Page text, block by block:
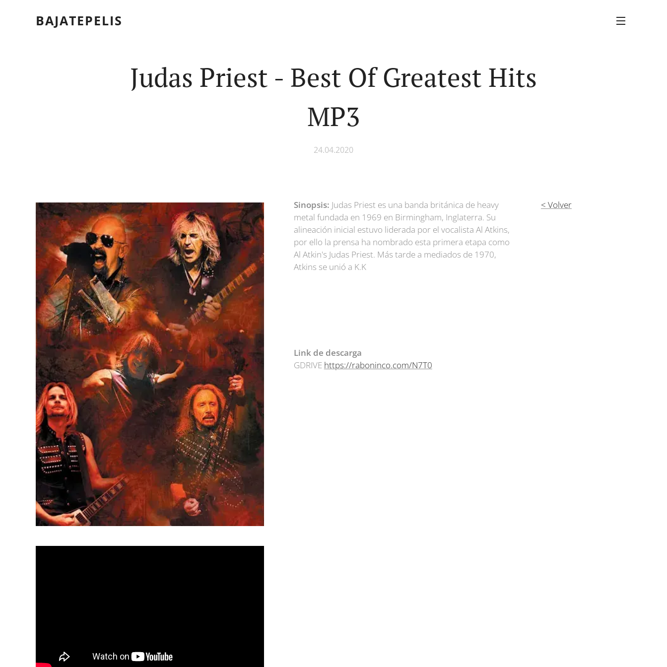
BAJATEPELIS
Judas Priest - Best Of Greatest Hits
MP3
24.04.2020
Sinopsis: Judas Priest es una banda británica de heavy
metal fundada en 1969 en Birmingham, Inglaterra. Su
alineación inicial estuvo liderada por el vocalista Al Atkins,
por ello la prensa ha nombrado esta primera etapa como
Al Atkin's Judas Priest. Más tarde a mediados de 1970,
Atkins se unió a K.K
Link de descarga
GDRIVE https://raboninco.com/N7T0
< Volver